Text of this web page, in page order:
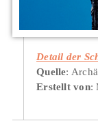
Detail der
Quelle:
Erstellt von: